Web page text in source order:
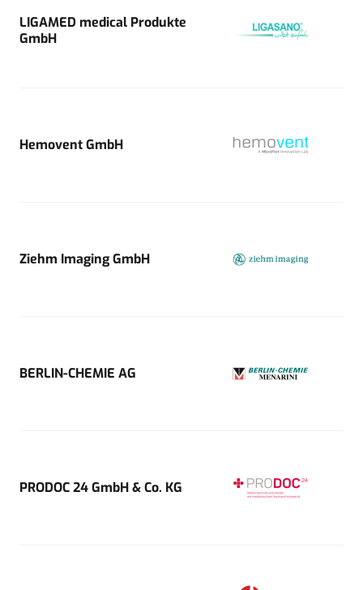
LIGAMED medical Produkte
GmbH
Hemovent GmbH
Ziehm Imaging GmbH
BERLIN-CHEMIE AG
PRODOC 24 GmbH & Co. KG